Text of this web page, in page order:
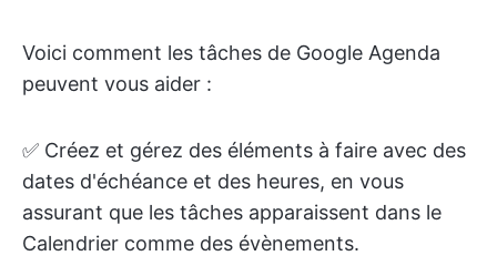
Voici comment les tâches de Google Agenda
peuvent vous aider :
✅ Créez et gérez des éléments à faire avec des
dates d'échéance et des heures, en vous
assurant que les tâches apparaissent dans le
Calendrier comme des évènements.